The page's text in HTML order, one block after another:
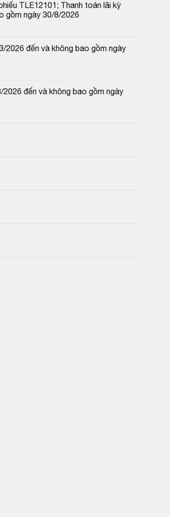
TLE12101; Thanh toán lãi kỳ
gồm ngày 30/8/2026
2026 đến và không bao gồm ngày
đến và không bao gồm ngày